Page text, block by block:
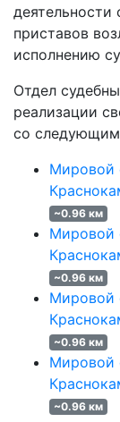
приставов
исполнению
Отдел
реализации
со
Мировой
~0.96 км
Мировой
~0.96 км
Мировой
~0.96 км
Мировой
~0.96 км